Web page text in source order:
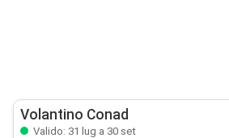
Volantino Conad
Valido: 31 lug a 30 set